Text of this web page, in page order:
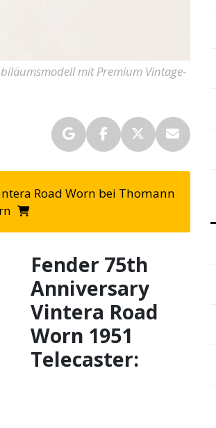
mit Premium Vintage-
Road Worn bei Thomann
Fender 75th
Anniversary
Vintera Road
Worn 1951
Telecaster: